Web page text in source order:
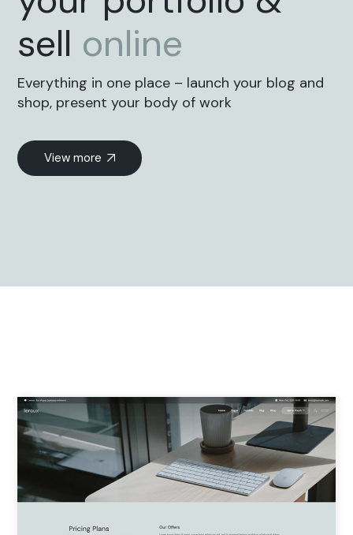
Everything in one place – launch your blog and
shop, present your body of work
View more